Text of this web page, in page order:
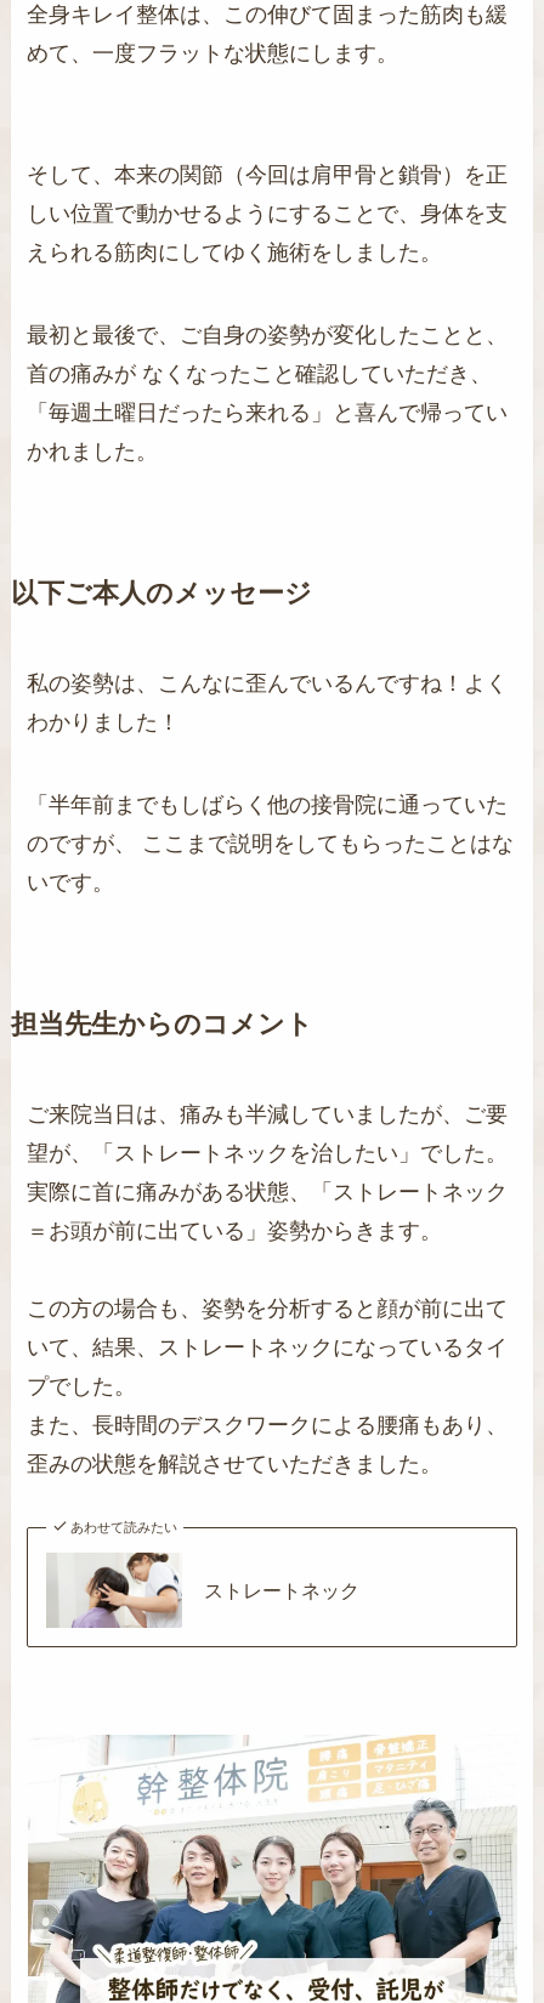
全身キレイ整体は、この伸びて固まった筋肉も緩
めて、一度フラットな状態にします。
そして、本来の関節（今回は肩甲骨と鎖骨）を正
しい位置で動かせるようにすることで、身体を支
えられる筋肉にしてゆく施術をしました。
最初と最後で、ご自身の姿勢が変化したことと、
首の痛みが なくなったこと確認していただき、
「毎週土曜日だったら来れる」と喜んで帰ってい
かれました。
以下ご本人のメッセージ
私の姿勢は、こんなに歪んでいるんですね！よく
わかりました！
「半年前までもしばらく他の接骨院に通っていた
のですが、 ここまで説明をしてもらったことはな
いです。
担当先生からのコメント
ご来院当日は、痛みも半減していましたが、ご要
望が、「ストレートネックを治したい」でした。
実際に首に痛みがある状態、「ストレートネック
＝お頭が前に出ている」姿勢からきます。
この方の場合も、姿勢を分析すると顔が前に出て
いて、結果、ストレートネックになっているタイ
プでした。
また、長時間のデスクワークによる腰痛もあり、
歪みの状態を解説させていただきました。
あわせて読みたい
ストレートネック